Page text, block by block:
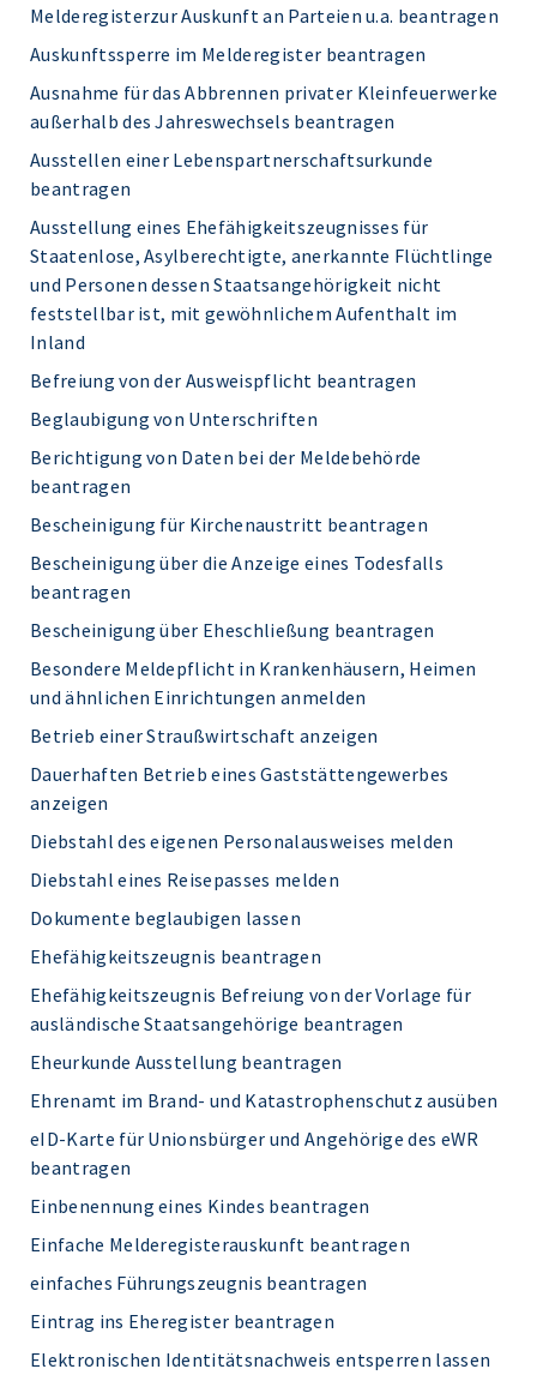
Melderegisterzur Auskunft an Parteien u.a. beantragen
Auskunftssperre im Melderegister beantragen
Ausnahme für das Abbrennen privater Kleinfeuerwerke
außerhalb des Jahreswechsels beantragen
Ausstellen einer Lebenspartnerschaftsurkunde
beantragen
Ausstellung eines Ehefähigkeitszeugnisses für
Staatenlose, Asylberechtigte, anerkannte Flüchtlinge
und Personen dessen Staatsangehörigkeit nicht
feststellbar ist, mit gewöhnlichem Aufenthalt im
Inland
Befreiung von der Ausweispflicht beantragen
Beglaubigung von Unterschriften
Berichtigung von Daten bei der Meldebehörde
beantragen
Bescheinigung für Kirchenaustritt beantragen
Bescheinigung über die Anzeige eines Todesfalls
beantragen
Bescheinigung über Eheschließung beantragen
Besondere Meldepflicht in Krankenhäusern, Heimen
und ähnlichen Einrichtungen anmelden
Betrieb einer Straußwirtschaft anzeigen
Dauerhaften Betrieb eines Gaststättengewerbes
anzeigen
Diebstahl des eigenen Personalausweises melden
Diebstahl eines Reisepasses melden
Dokumente beglaubigen lassen
Ehefähigkeitszeugnis beantragen
Ehefähigkeitszeugnis Befreiung von der Vorlage für
ausländische Staatsangehörige beantragen
Eheurkunde Ausstellung beantragen
Ehrenamt im Brand- und Katastrophenschutz ausüben
eID-Karte für Unionsbürger und Angehörige des eWR
beantragen
Einbenennung eines Kindes beantragen
Einfache Melderegisterauskunft beantragen
einfaches Führungszeugnis beantragen
Eintrag ins Eheregister beantragen
Elektronischen Identitätsnachweis entsperren lassen